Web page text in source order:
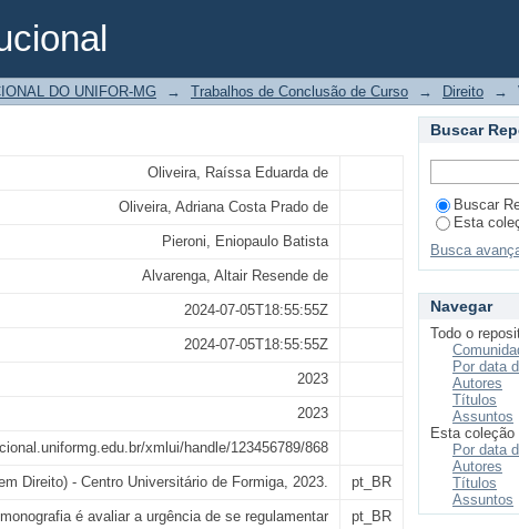
da união homoafetiva sob a
DO UNIFOR-MG → Trabalhos de Conclusão de Curso → Direito →
Oliveira, Raíssa Eduarda de
Oliveira, Adriana Costa Prado de
Pieroni, Eniopaulo Batista
Alvarenga, Altair Resende de
2024-07-05T18:55:55Z
2024-07-05T18:55:55Z
2023
2023
xmlui/handle/123456789/868
Direito) - Centro Universitário de Formiga, 2023. pt_BR
é avaliar a urgência de se regulamentar
pt_BR
Buscar
Buscar
Esta
Busca
Navegar
Todo o
Por data
Autores
Títulos
Assuntos
Esta coleção
Por data
Autores
Títulos
Assuntos